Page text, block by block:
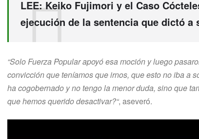
LEE: Keiko Fujimori y el Caso
ejecución de la sentencia que dictó a
“Solo Fuerza Popular apoyó esa moción y luego
convicción que teníamos que irnos, que esto no iba a
ha cogobernado y no tengo la menor duda, sino que
que hemos querido desactivar?“, aseveró.